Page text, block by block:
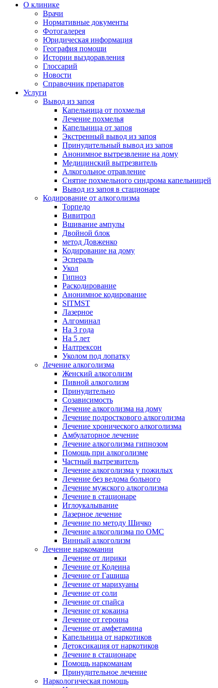
О клинике
Врачи
Нормативные документы
Фотогалерея
Юридическая информация
География помощи
Истории выздоравления
Глоссарий
Новости
Справочник препаратов
Услуги
Вывод из запоя
Капельница от похмелья
Лечение похмелья
Капельница от запоя
Экстренный вывод из запоя
Принудительный вывод из запоя
Анонимное вытрезвление на дому
Медицинский вытрезвитель
Алкогольное отравление
Снятие похмельного синдрома капельницей
Вывод из запоя в стационаре
Кодирование от алкоголизма
Торпедо
Вивитрол
Вшивание ампулы
Двойной блок
метод Довженко
Кодирование на дому
Эспераль
Укол
Гипноз
Раскодирование
Анонимное кодирование
SITMST
Лазерное
Алгоминал
На 3 года
На 5 лет
Налтрексон
Уколом под лопатку
Лечение алкоголизма
Женский алкоголизм
Пивной алкоголизм
Принудительно
Созависимость
Лечение алкоголизма на дому
Лечение подросткового алкоголизма
Лечение хронического алкоголизма
Амбулаторное лечение
Лечение алкоголизма гипнозом
Помощь при алкоголизме
Частный вытрезвитель
Лечение алкоголизма у пожилых
Лечение без ведома больного
Лечение мужского алкоголизма
Лечение в стационаре
Иглоукалывание
Лазерное лечение
Лечение по методу Шичко
Лечение алкоголизма по ОМС
Винный алкоголизм
Лечение наркомании
Лечение от лирики
Лечение от Кодеина
Лечение от Гашиша
Лечение от марихуаны
Лечение от соли
Лечение от спайса
Лечение от кокаина
Лечение от героина
Лечение от амфетамина
Капельница от наркотиков
Детоксикация от наркотиков
Лечение в стационаре
Помощь наркоманам
Принудительное лечение
Наркологическая помощь